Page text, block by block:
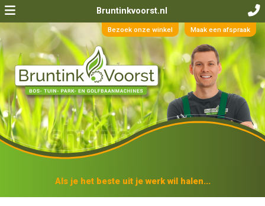
Bruntinkvoorst.nl
Bezoek onze winkel Maak een afspraak
Als je het beste uit je werk wil halen...